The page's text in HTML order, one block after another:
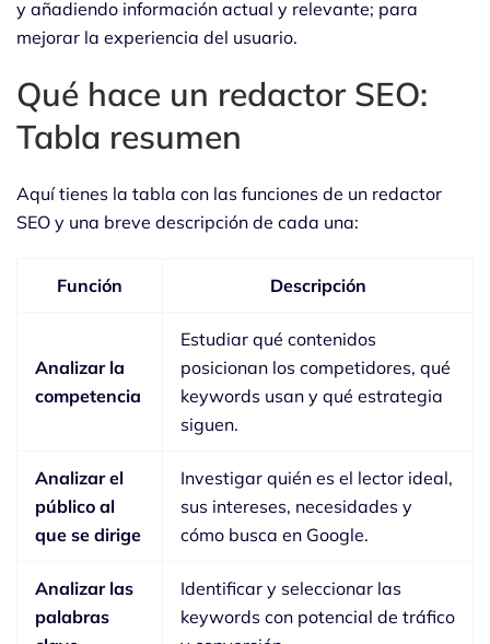
y añadiendo información actual y relevante; para
mejorar la experiencia del usuario.
Qué hace un redactor SEO:
Tabla resumen
Aquí tienes la tabla con las funciones de un redactor
SEO y una breve descripción de cada una:
Función Descripción
Analizar la
competencia
Estudiar qué contenidos
posicionan los competidores, qué
keywords usan y qué estrategia
siguen.
Analizar el
público al
que se dirige
Investigar quién es el lector ideal,
sus intereses, necesidades y
cómo busca en Google.
Analizar las
palabras
Identificar y seleccionar las
keywords con potencial de tráfico